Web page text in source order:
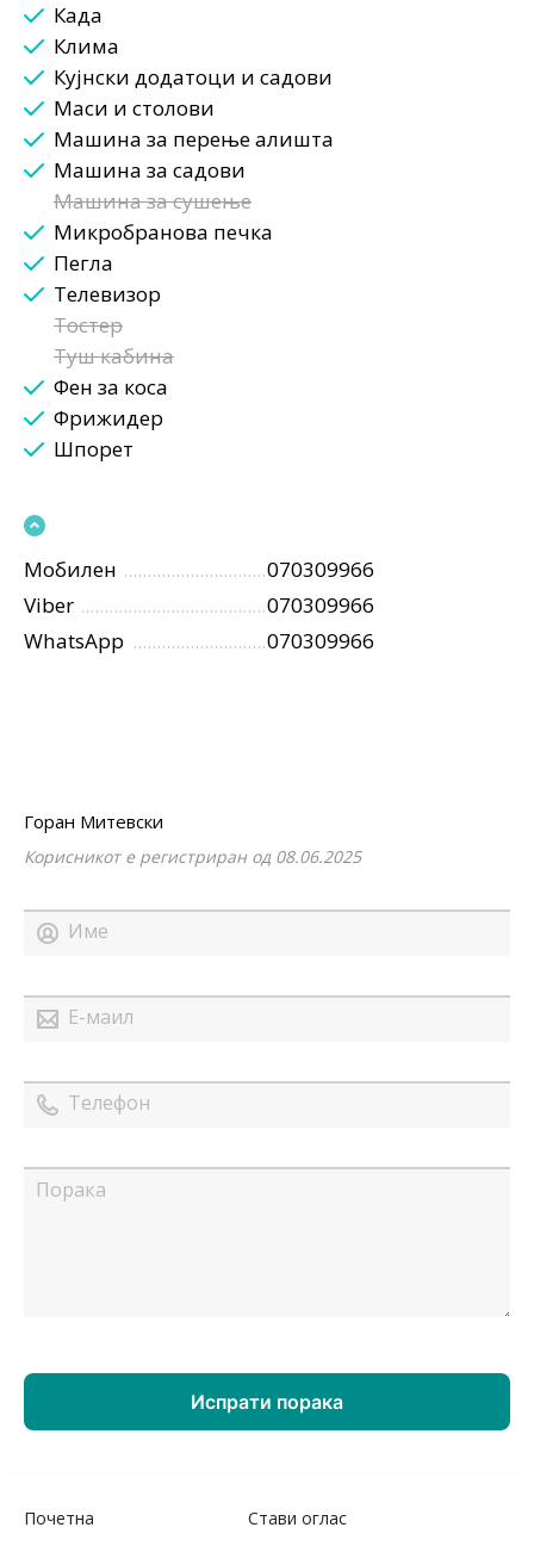
Када
Клима
Кујнски додатоци и садови
Маси и столови
Машина за перење алишта
Машина за садови
Машина за сушење
Микробранова печка
Пегла
Телевизор
Тостер
Туш кабина
Фен за коса
Фрижидер
Шпорет
Мобилен
070309966
Viber
070309966
WhatsApp
070309966
Горан Митевски
Корисникот е регистриран од 08.06.2025
Почетна
Стави оглас